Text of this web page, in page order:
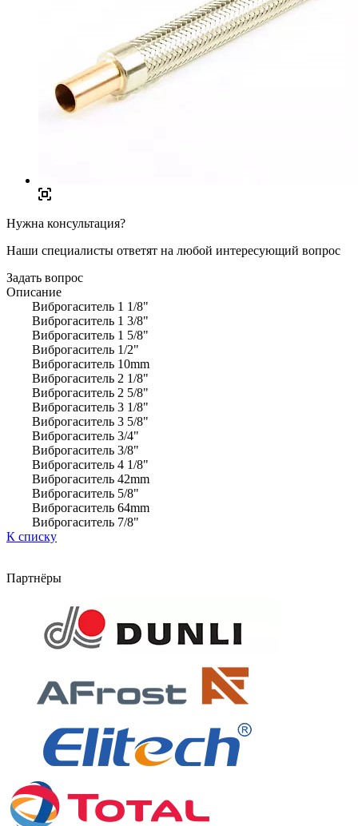
Нужна консультация?
Наши специалисты ответят на любой интересующий вопрос
Задать вопрос
Описание
Виброгаситель 1 1/8"
Виброгаситель 1 3/8"
Виброгаситель 1 5/8"
Виброгаситель 1/2"
Виброгаситель 10mm
Виброгаситель 2 1/8"
Виброгаситель 2 5/8"
Виброгаситель 3 1/8"
Виброгаситель 3 5/8"
Виброгаситель 3/4"
Виброгаситель 3/8"
Виброгаситель 4 1/8"
Виброгаситель 42mm
Виброгаситель 5/8"
Виброгаситель 64mm
Виброгаситель 7/8"
К списку
Партнёры